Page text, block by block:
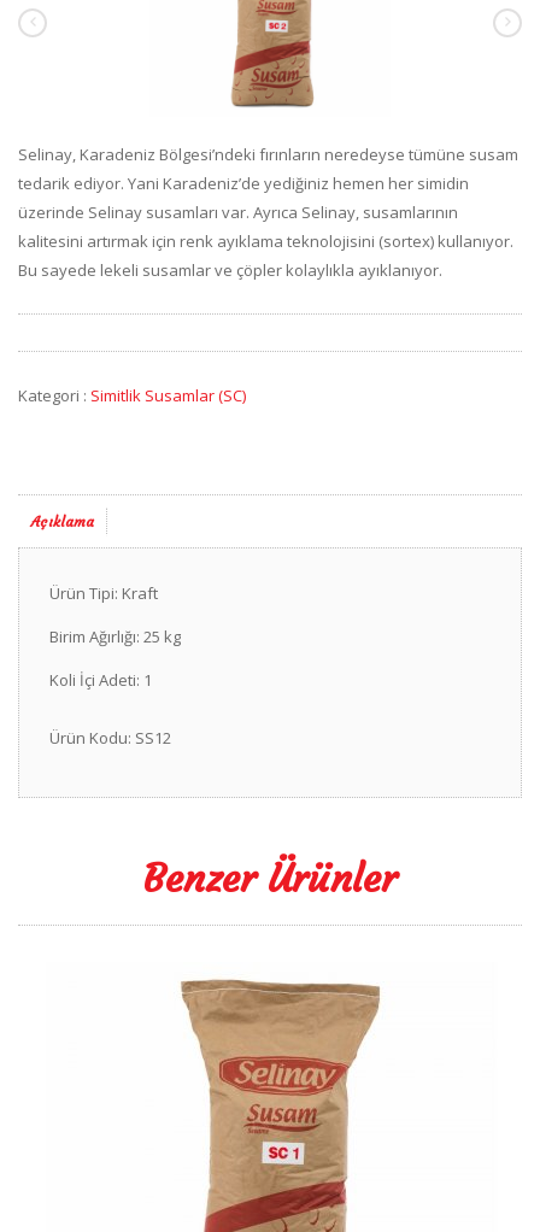
Selinay, Karadeniz Bölgesi’ndeki fırınların neredeyse tümüne susam
tedarik ediyor. Yani Karadeniz’de yediğiniz hemen her simidin
üzerinde Selinay susamları var. Ayrıca Selinay, susamlarının
kalitesini artırmak için renk ayıklama teknolojisini (sortex) kullanıyor.
Bu sayede lekeli susamlar ve çöpler kolaylıkla ayıklanıyor.
Kategori : Simitlik Susamlar (SC)
Açıklama
Ürün Tipi: Kraft
Birim Ağırlığı: 25 kg
Koli İçi Adeti: 1
Ürün Kodu: SS12
Benzer Ürünler